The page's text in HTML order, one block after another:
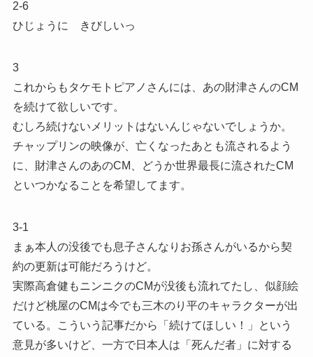
2-6
ひじょうに きびしいっ
3
これからもタケモトピアノさんには、あの財津さんのCM
を続けて欲しいです。
むしろ続けないメリットはないんじゃないでしょうか。
チャップリンの映像が、亡くなったあとも流されるよう
に、財津さんのあのCM、どうか世界最長に流されたCM
といつかなることを希望してます。
3-1
まぁ本人の没後でも息子さんなりお孫さんがいるから契
約の更新は可能だろうけど。
実際高倉健もニンニクのCMが没後も流れてたし、似顔絵
だけど桃屋のCMは今でも三木のり平のキャラクターが出
ている。こういう記事だから「続けてほしい！」という
意見が多いけど、一方で日本人は「死んだ者」に対する